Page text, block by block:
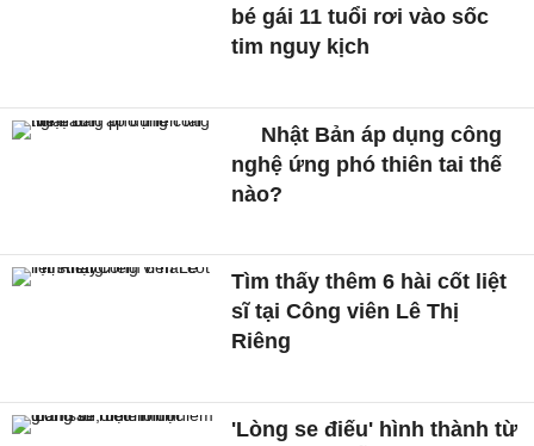
bé gái 11 tuổi rơi vào sốc
tim nguy kịch
Nhật Bản áp dụng công
nghệ ứng phó thiên tai thế
nào?
Tìm thấy thêm 6 hài cốt liệt
sĩ tại Công viên Lê Thị
Riêng
'Lòng se điếu' hình thành từ